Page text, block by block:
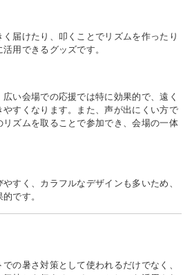
届けたり、叩くことでリズムを作ったり
用できるグッズです。
い会場での応援では特に効果的で、遠く
すくなります。また、声が出にくい方で
ズムを取ることで参加でき、会場の一体
すく、カラフルなデザインも多いため、
です。
の暑さ対策として使われるだけでなく、